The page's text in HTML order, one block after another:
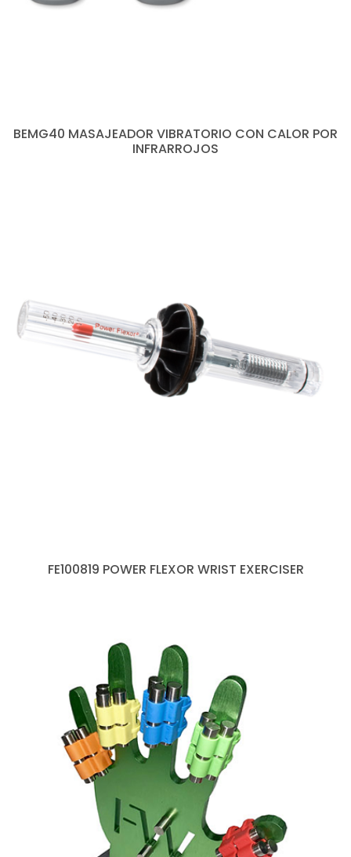
BEMG40 MASAJEADOR VIBRATORIO CON CALOR POR
INFRARROJOS
FE100819 POWER FLEXOR WRIST EXERCISER